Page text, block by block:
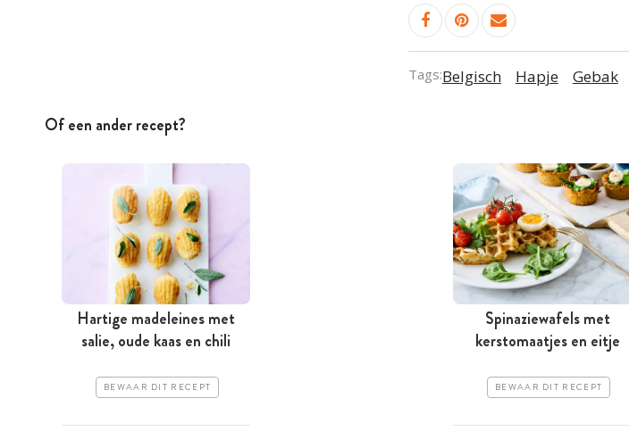
Tags:Belgisch Hapje Gebak
Of een ander recept?
Hartige madeleines met
salie, oude kaas en chili
BEWAAR DIT RECEPT
Spinaziewafels met
kerstomaatjes en eitje
BEWAAR DIT RECEPT